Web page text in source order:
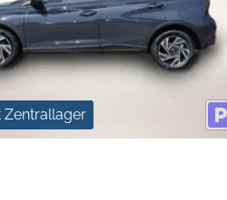
Zentrallager